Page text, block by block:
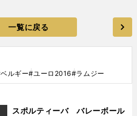
一覧に戻る
ルギー#ユーロ2016#ラムジー
スポルティーバ バレーボール